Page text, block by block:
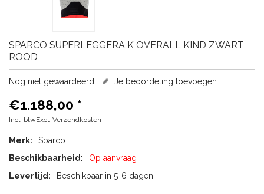
SPARCO SUPERLEGGERA K OVERALL KIND ZWART
ROOD
Nog niet gewaardeerd Je beoordeling toevoegen
€1.188,00 *
Incl. btwExcl. Verzendkosten
Merk:
Sparco
Beschikbaarheid:
Op aanvraag
Levertijd:
Beschikbaar in 5-6 dagen